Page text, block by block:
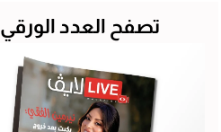
تصفح العدد الورقي